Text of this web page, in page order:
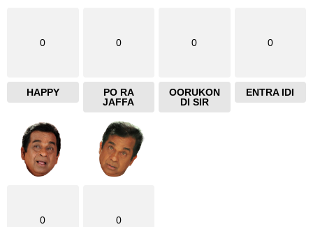
0
HAPPY
0
PO RA
JAFFA
0
OORUKON
DI SIR
0
ENTRA IDI
0 0